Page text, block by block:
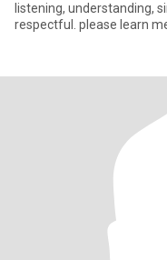
listening, understanding,
respectful. please learn